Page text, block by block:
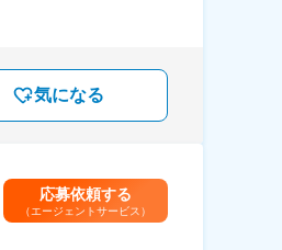
気になる
応募依頼する
（エージェントサービス）